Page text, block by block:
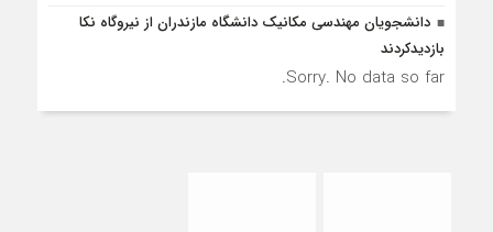
دانشجویان مهندسی مکانیک دانشگاه مازندران از نيروگاه نکا
بازديدكردند
Sorry. No data so far.